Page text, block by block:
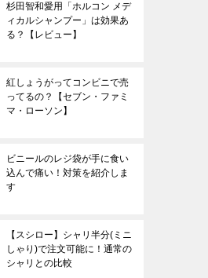
杉田智和愛用「ホルコン メデ
ィカルシャンプー」は効果あ
る？【レビュー】
紅しょうがってコンビニで売
ってるの？【セブン・ファミ
マ・ローソン】
ビニールのレジ袋が手に食い
込んで痛い！対策を紹介しま
す
【スシロー】シャリ半分(ミニ
しゃり)で注文可能に！通常の
シャリとの比較